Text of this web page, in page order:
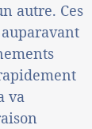
autre. Ces
va